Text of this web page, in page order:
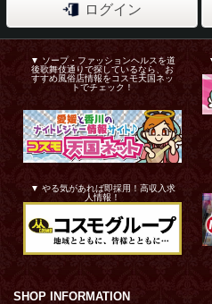
ログイン
▼ ソープ・ファッションヘルスを道
後歌舞伎通りで探しているなら、お
すすめ風俗店情報をコスモ天国ネッ
トでチェック！
▼ やる気があれば即採用！高収入求
人情報！
SHOP INFORMATION